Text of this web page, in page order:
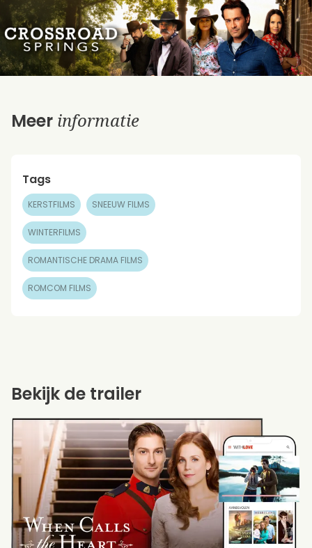
Meer informatie
Tags
KERSTFILMS SNEEUW FILMS
WINTERFILMS
ROMANTISCHE DRAMA FILMS
ROMCOM FILMS
Bekijk de trailer